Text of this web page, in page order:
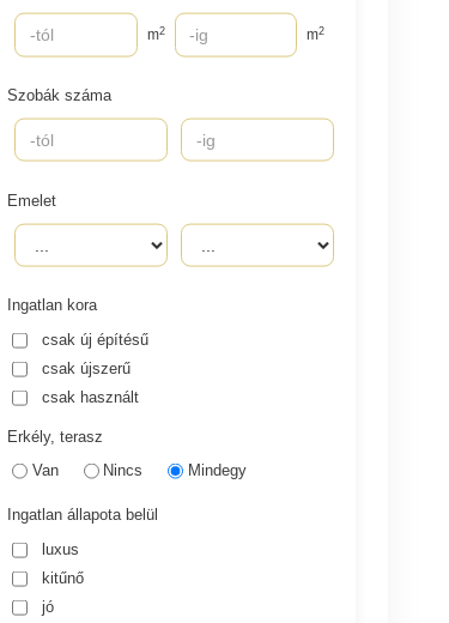
m2 m2
Szobák száma
Emelet
Ingatlan kora
csak új építésű
csak újszerű
csak használt
Erkély, terasz
Van
Nincs Mindegy
Ingatlan állapota belül
luxus
kitűnő
jó